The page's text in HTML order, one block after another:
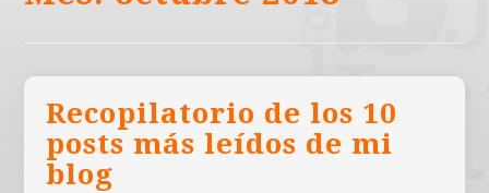
Recopilatorio de los 10
posts más leídos de mi
blog